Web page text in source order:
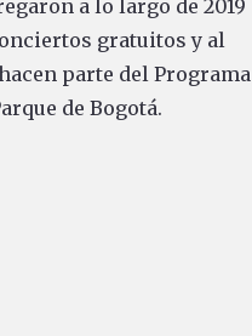
a lo largo de 2019
gratuitos y al
parte del Programa
de Bogotá.